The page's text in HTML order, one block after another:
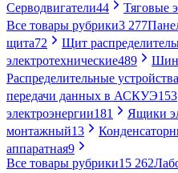
Серводвигатели44 Тяговые
Все товары рубрики3 277
щита72 Щит
электротехнические489
Распределительные устройства
передачи данных в АСКУЭ153
электроэнергии181 Ящики
монтажный13
аппаратная9
Все товары рубрики15 262